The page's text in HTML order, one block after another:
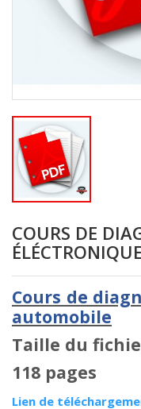
COURS DE
Cours de
automobile
Taille du
118 pages
Lien de